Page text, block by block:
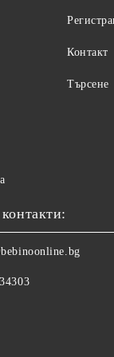
действие.
Liquidum, C12-
Ethylhexyl
Контакт
Търсене